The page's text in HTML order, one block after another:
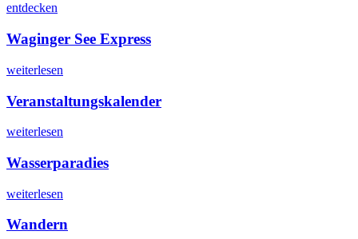
entdecken
Waginger See Express
weiterlesen
Veranstaltungskalender
weiterlesen
Wasserparadies
weiterlesen
Wandern